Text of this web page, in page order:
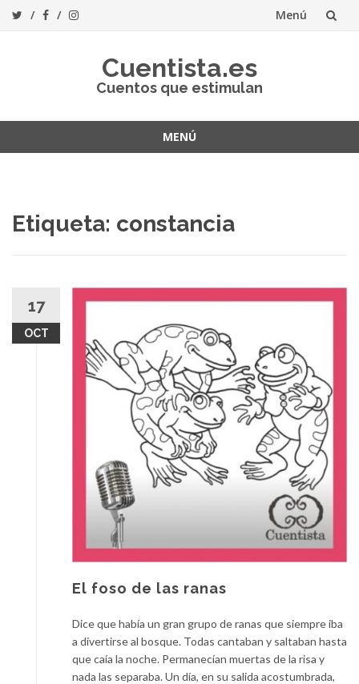
Menú
Cuentista.es
Cuentos que estimulan
MENÚ
Etiqueta: constancia
17
OCT
El foso de las ranas
Dice que había un gran grupo de ranas que siempre iba
a divertirse al bosque. Todas cantaban y saltaban hasta
que caía la noche. Permanecían muertas de la risa y
nada las separaba. Un día, en su salida acostumbrada,